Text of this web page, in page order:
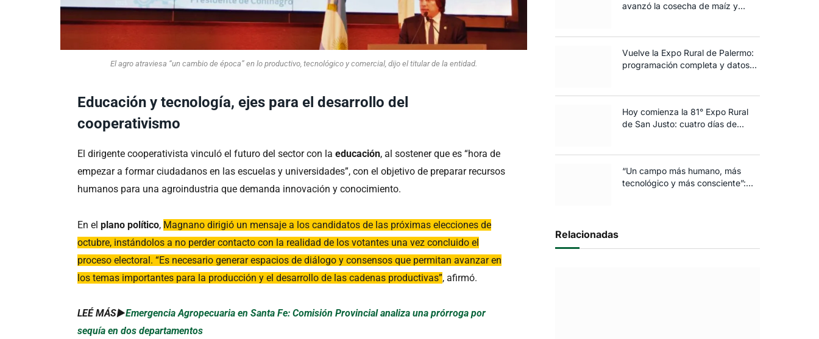
El agro atraviesa “un cambio de época” en lo productivo, tecnológico y comercial, dijo el titular de la entidad.
Educación y tecnología, ejes para el desarrollo del
cooperativismo
El dirigente cooperativista vinculó el futuro del sector con laeducación, al sostener que es “hora de
empezar a formar ciudadanos en las escuelas y universidades”, con el objetivo de preparar recursos
humanos para una agroindustria que demanda innovación y conocimiento.
En elplano político, Magnano dirigió un mensaje a los candidatos de las próximas elecciones de
octubre, instándolos a no perder contacto con la realidad de los votantes una vez concluido el
proceso electoral. “Es necesario generar espacios de diálogo y consensos que permitan avanzar en
los temas importantes para la producción y el desarrollo de las cadenas productivas”, afirmó.
LEÉ MÁS►Emergencia Agropecuaria en Santa Fe: Comisión Provincial analiza una prórroga por
sequía en dos departamentos
avanzó la cosecha de maíz y
Vuelve la Expo Rural de Palermo:
programación completa y datos
Hoy comienza la 81° Expo Rural
de San Justo: cuatro días de
“Un campo más humano, más
tecnológico y más consciente”:
Relacionadas